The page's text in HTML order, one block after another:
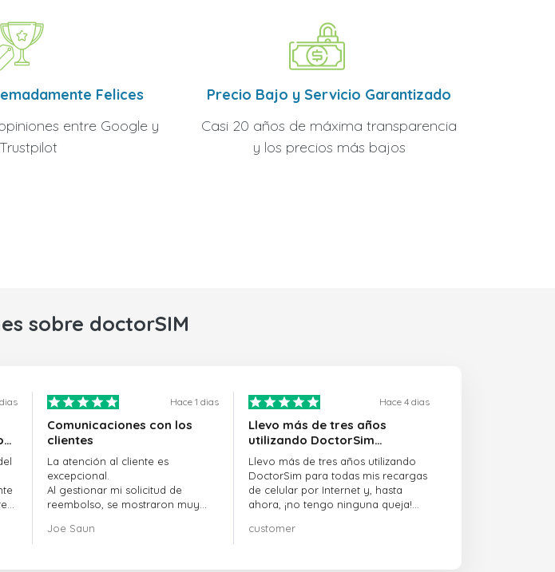
Felices
entre Google y
Trustpilot
Precio Bajo y Servicio Garantizado
Casi 20 años de máxima transparencia
y los precios más bajos
sobre doctorSIM
Hace 1 dias
Comunicaciones con los
clientes
La atención al cliente es
excepcional.
Al gestionar mi solicitud de
reembolso, se mostraron muy
gestión del proceso, y lograron
Joe Saun
Hace 4 dias
Llevo más de tres años
utilizando DoctorSim…
Llevo más de tres años utilizando
DoctorSim para todas mis recargas
de celular por Internet y, hasta
ahora, ¡no tengo ninguna queja!
customer